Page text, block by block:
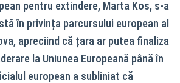
pentru extindere, Marta Kos, s-a
în privința parcursului european al
apreciind că țara ar putea finaliza
la Uniunea Europeană până în
european a subliniat că